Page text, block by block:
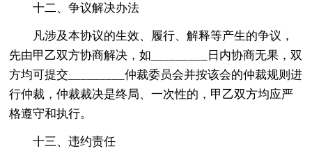
十二、争议解决办法
凡涉及本协议的生效、履行、解释等产生的争议，
先由甲乙双方协商解决，如_________日内协商无果，双
方均可提交_________仲裁委员会并按该会的仲裁规则进
行仲裁，仲裁裁决是终局、一次性的，甲乙双方均应严
格遵守和执行。
十三、违约责任